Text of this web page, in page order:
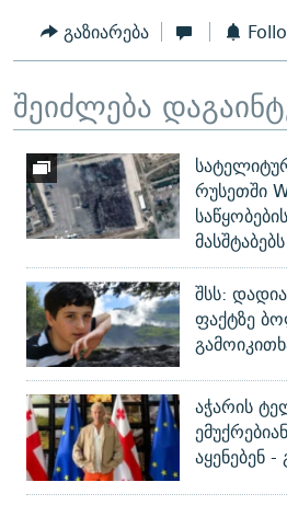
გაზიარება
შეიძლება
რუსეთში
მასშტაბებს
შსს:
ფაქტზე
აჭარის
აყენებენ